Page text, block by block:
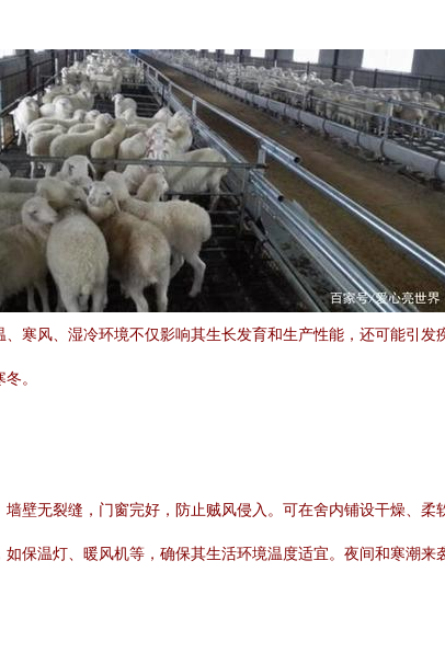
寒风、湿冷环境不仅影响其生长发育和生产性能，还可能引
。
壁无裂缝，门窗完好，防止贼风侵入。可在舍内铺设干燥、柔
保温灯、暖风机等，确保其生活环境温度适宜。夜间和寒潮来